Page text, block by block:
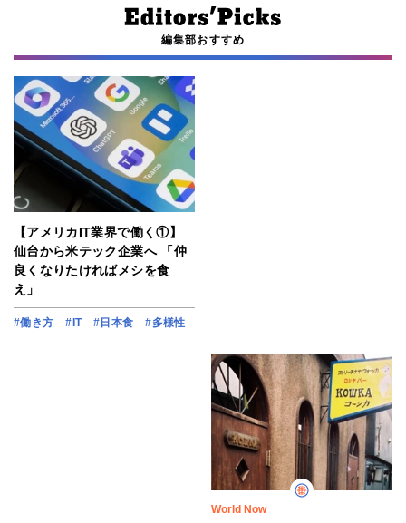
編集部おすすめ
【アメリカIT業界で働く①】
仙台から米テック企業へ 「仲
良くなりたければメシを食
え」
#働き方 #IT #日本食 #多様性
World Now